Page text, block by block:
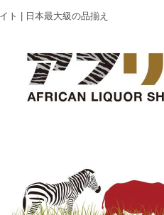
ト | 日本最大級の品揃え